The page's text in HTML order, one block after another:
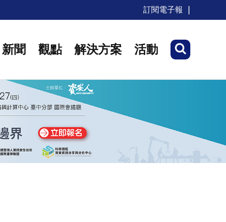
訂閱電子報
新聞 觀點 解決方案 活動